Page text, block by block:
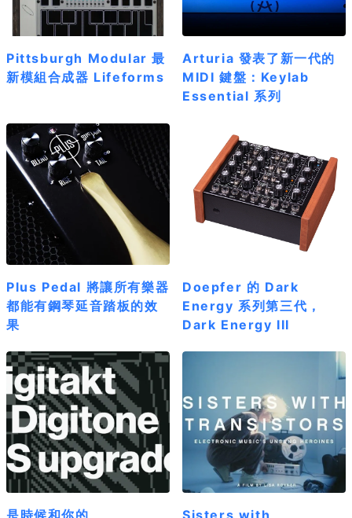
Pittsburgh Modular 最
新模組合成器 Lifeforms
Arturia 發表了新一代的
MIDI 鍵盤：Keylab
Essential 系列
Plus Pedal 將讓所有樂器
都能有鋼琴延音踏板的效
果
Doepfer 的 Dark
Energy 系列第三代，
Dark Energy III
是時候和你的
Sisters with